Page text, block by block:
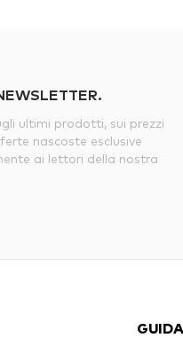
ultimi prodotti, sui prezzi
nascoste esclusive
ai lettori della nostra